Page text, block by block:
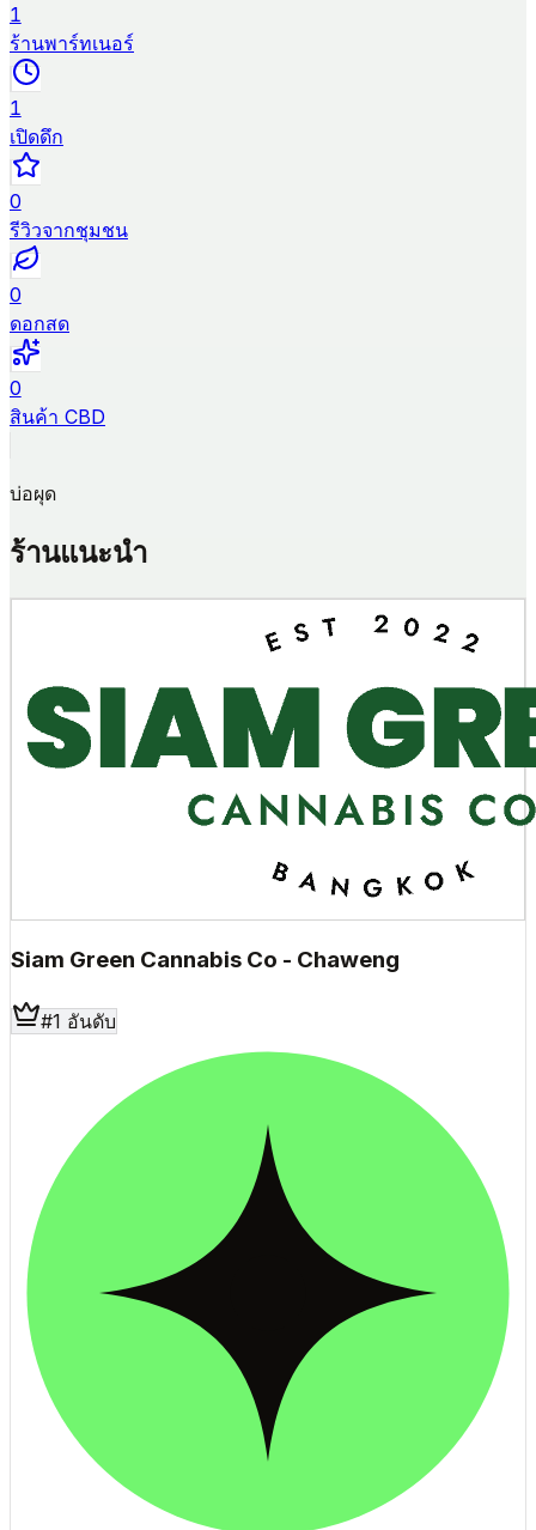
1
ร้านพาร์ทเนอร์
1
เปิดดึก
0
รีวิวจากชุมชน
0
ดอกสด
0
สินค้า CBD
บ่อผุด
ร้านแนะนำ
Siam Green Cannabis Co - Chaweng
#1 อันดับ